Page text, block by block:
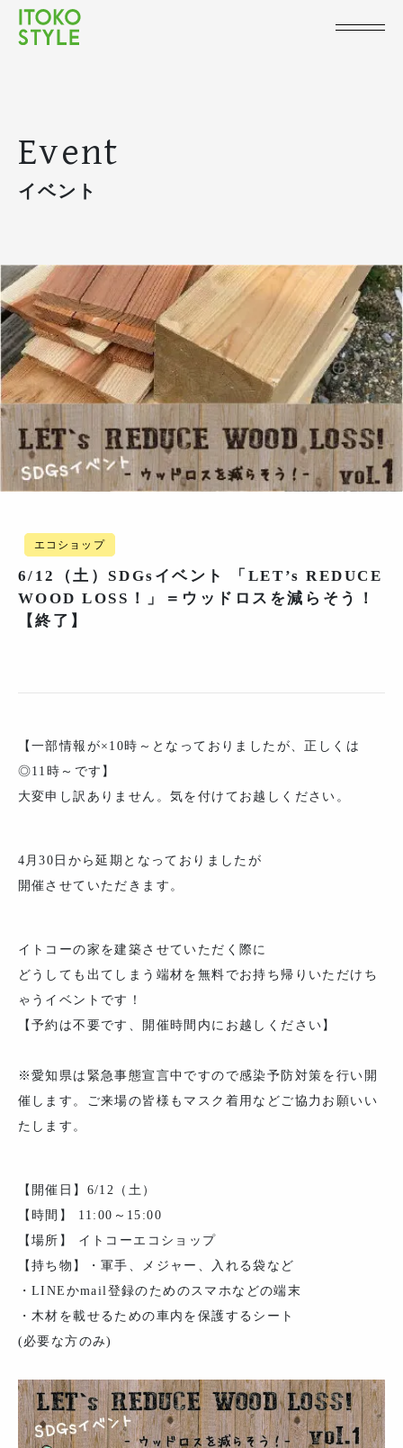
Event
イベント
エコショップ
6/12（土）SDGsイベント 「LET’s REDUCE
WOOD LOSS！」＝ウッドロスを減らそう！
【終了】
【一部情報が×10時～となっておりましたが、正しくは
◎11時～です】
大変申し訳ありません。気を付けてお越しください。
4月30日から延期となっておりましたが
開催させていただきます。
イトコーの家を建築させていただく際に
どうしても出てしまう端材を無料でお持ち帰りいただけち
ゃうイベントです！
【予約は不要です、開催時間内にお越しください】
※愛知県は緊急事態宣言中ですので感染予防対策を行い開
催します。ご来場の皆様もマスク着用などご協力お願いい
たします。
【開催日】6/12（土）
【時間】 11:00～15:00
【場所】 イトコーエコショップ
【持ち物】・軍手、メジャー、入れる袋など
・LINEかmail登録のためのスマホなどの端末
・木材を載せるための車内を保護するシート
(必要な方のみ)